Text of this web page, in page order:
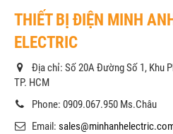
THIẾT BỊ ĐIỆN MINH
ELECTRIC
Địa chỉ: Số 20A Đường Số 1, Khu
TP. HCM
Phone: 0909.067.950 Ms.Châu
Email: